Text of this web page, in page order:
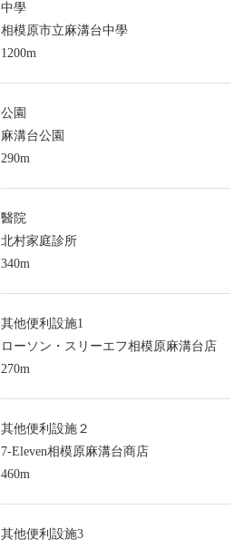
中學
相模原市立麻溝台中學
1200m
公園
麻溝台公園
290m
醫院
北村家庭診所
340m
其他便利設施1
ローソン・スリーエフ相模原麻溝台店
270m
其他便利設施２
7-Eleven相模原麻溝台商店
460m
其他便利設施3